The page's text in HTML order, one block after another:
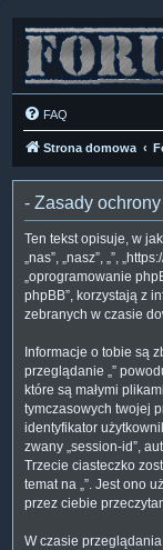
FAQ
Strona domowa
- Zasady
Ten tekst opisuje, w
„nas”, „nasz”, „”,
„oprogramowanie
phpBB”, korzystają z
zebranych w czasie
Informacje o tobie są
przeglądanie „”
które są małymi
tymczasowych twojej
identyfikator
zwany „session-id”,
Trzecie ciasteczko
temat na „”. Jest ono
przez ciebie
W czasie